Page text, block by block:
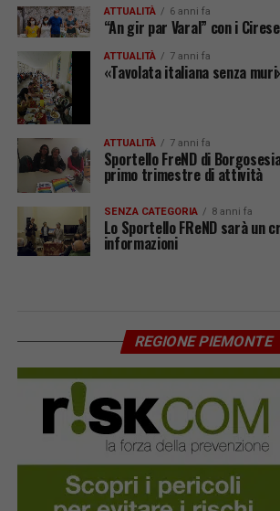
ATTUALITÀ 6 anni fa
“An gir par Varal” con i
ATTUALITÀ 7 anni fa
«Tavolata italiana senza
ATTUALITÀ 7 anni fa
Sportello FreND di
primo trimestre di attività
SENZA CATEGORIA 8 anni fa
Lo Sportello FReND sarà un
informazioni
REGIONE PIEMONTE